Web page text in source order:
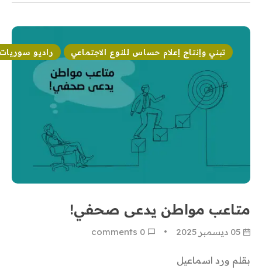
تبني وإنتاج إعلام حساس للنوع الاجتماعي راديو
متاعب مواطن يدعى صحفي!
05 ديسمبر 2025 0
بقلم ورد اسماعيل